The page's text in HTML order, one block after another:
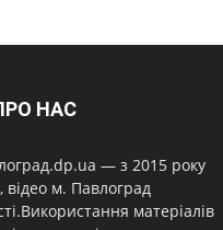
НАС
— з 2015 року
відео м. Павлоград
матеріалів